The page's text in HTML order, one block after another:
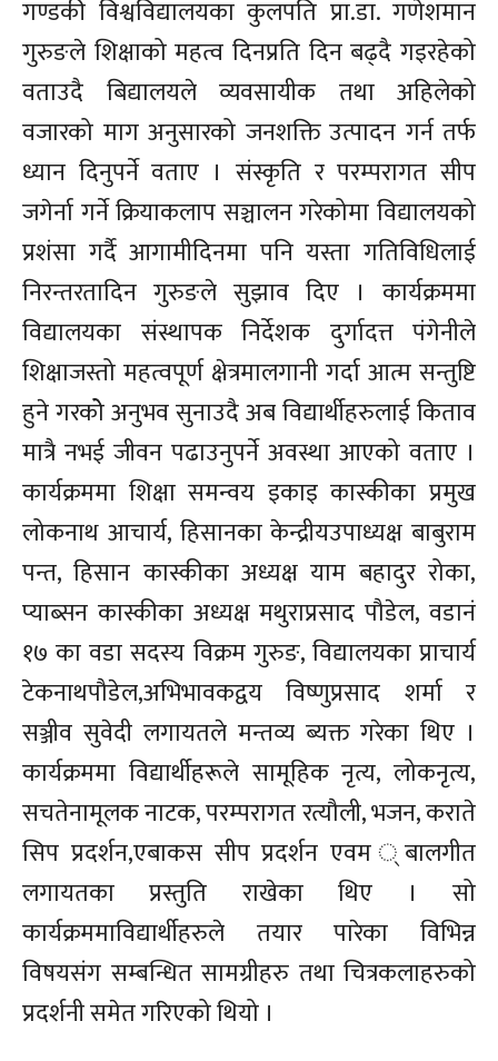
गण्डकी विश्वविद्यालयका कुलपति प्रा.डा. गणेशमान
गुरुङले शिक्षाको महत्व दिनप्रति दिन बढ्दै गइरहेको
वताउदै बिद्यालयले व्यवसायीक तथा अहिलेको
वजारको माग अनुसारको जनशक्ति उत्पादन गर्न तर्फ
ध्यान दिनुपर्ने वताए । संस्कृति र परम्परागत सीप
जगेर्ना गर्ने क्रियाकलाप सञ्चालन गरेकोमा विद्यालयको
प्रशंसा गर्दै आगामीदिनमा पनि यस्ता गतिविधिलाई
निरन्तरतादिन गुरुङले सुझाव दिए । कार्यक्रममा
विद्यालयका संस्थापक निर्देशक दुर्गादत्त पंगेनीले
शिक्षाजस्तो महत्वपूर्ण क्षेत्रमालगानी गर्दा आत्म सन्तुष्टि
हुने गरकोे अनुभव सुनाउदै अब विद्यार्थीहरुलाई किताव
मात्रै नभई जीवन पढाउनुपर्ने अवस्था आएको वताए ।
कार्यक्रममा शिक्षा समन्वय इकाइ कास्कीका प्रमुख
लोकनाथ आचार्य, हिसानका केन्द्रीयउपाध्यक्ष बाबुराम
पन्त, हिसान कास्कीका अध्यक्ष याम बहादुर रोका,
प्याब्सन कास्कीका अध्यक्ष मथुराप्रसाद पौडेल, वडानं
१७ का वडा सदस्य विक्रम गुरुङ, विद्यालयका प्राचार्य
टेकनाथपौडेल,अभिभावकद्वय विष्णुप्रसाद शर्मा र
सञ्जीव सुवेदी लगायतले मन्तव्य ब्यक्त गरेका थिए ।
कार्यक्रममा विद्यार्थीहरूले सामूहिक नृत्य, लोकनृत्य,
सचतेनामूलक नाटक, परम्परागत रत्यौली, भजन, कराते
सिप प्रदर्शन,एबाकस सीप प्रदर्शन एवम ्बालगीत
लगायतका प्रस्तुति राखेका थिए । सो
कार्यक्रममाविद्यार्थीहरुले तयार पारेका विभिन्न
विषयसंग सम्बन्धित सामग्रीहरु तथा चित्रकलाहरुको
प्रदर्शनी समेत गरिएको थियो ।